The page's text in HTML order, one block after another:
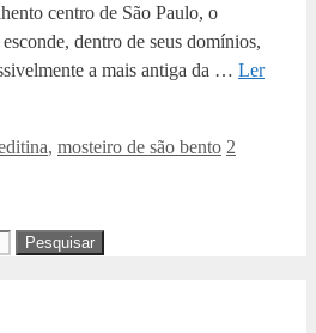
centro de São Paulo, o
dentro de seus domínios,
a mais antiga da … Ler
, mosteiro de são bento 2